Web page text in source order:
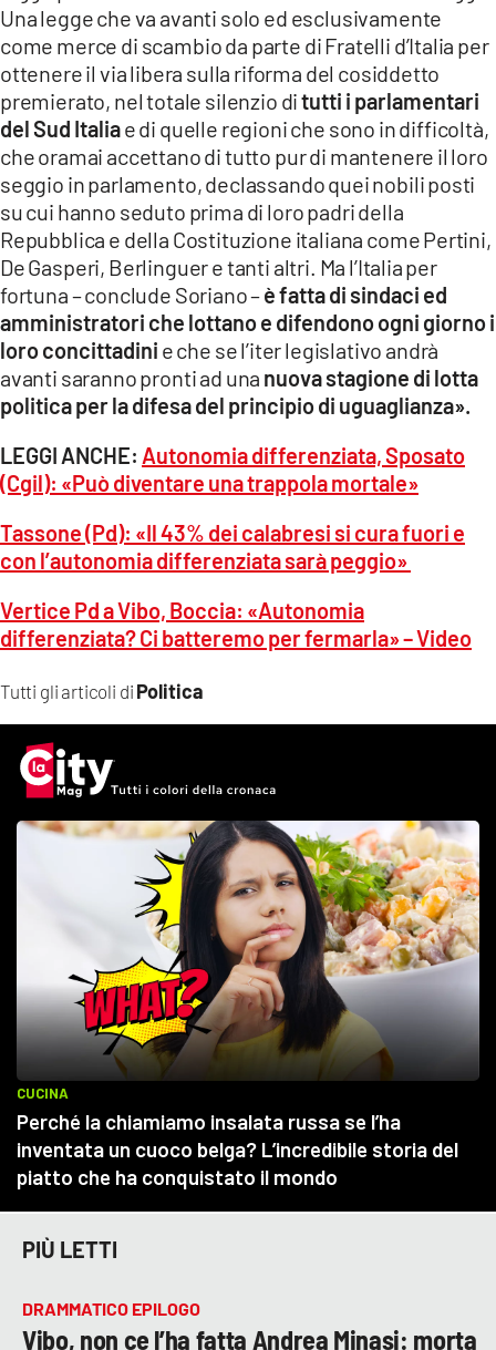
Tutti gli articoli di Politica
Una legge che va avanti solo ed esclusivamente
come merce di scambio da parte di Fratelli d’Italia per
ottenere il via libera sulla riforma del cosiddetto
premierato, nel totale silenzio ditutti i parlamentari
del Sud Italiae di quelle regioni che sono in difficoltà,
che oramai accettano di tutto pur di mantenere il loro
seggio in parlamento, declassando quei nobili posti
su cui hanno seduto prima di loro padri della
Repubblica e della Costituzione italiana come Pertini,
De Gasperi, Berlinguer e tanti altri. Ma l’Italia per
fortuna – conclude Soriano –è fatta di sindaci ed
amministratori che lottano e difendono ogni giorno i
loro concittadini e che se l’iter legislativo andrà
avanti saranno pronti ad una nuova stagione di lotta
politica per la difesa del principio di uguaglianza».
LEGGI ANCHE: Autonomia differenziata, Sposato
(Cgil): «Può diventare una trappola mortale»
Tassone (Pd): «Il 43% dei calabresi si cura fuori e
con l’autonomia differenziata sarà peggio»
Vertice Pd a Vibo, Boccia: «Autonomia
differenziata? Ci batteremo per fermarla» – Video
PIÙ LETTI
DRAMMATICO EPILOGO
Vibo, non ce l’ha fatta Andrea Minasi: morta